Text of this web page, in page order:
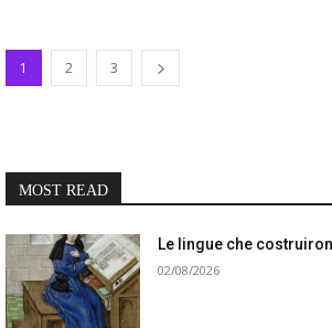
1 2 3
MOST READ
Le lingue che
02/08/2026